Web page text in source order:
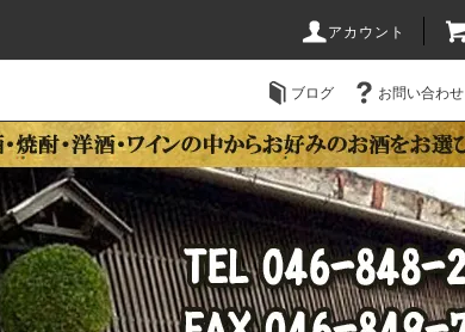
アカウント
ブログ お問い合わせ